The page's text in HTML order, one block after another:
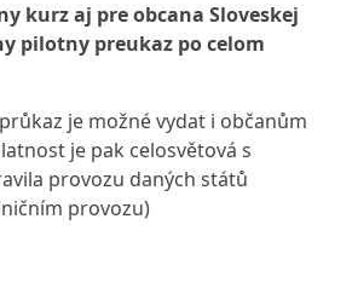
kurz aj pre obcana Sloveskej
pilotny preukaz po celom
je možné vydat i občanům
je pak celosvětová s
provozu daných států
provozu)